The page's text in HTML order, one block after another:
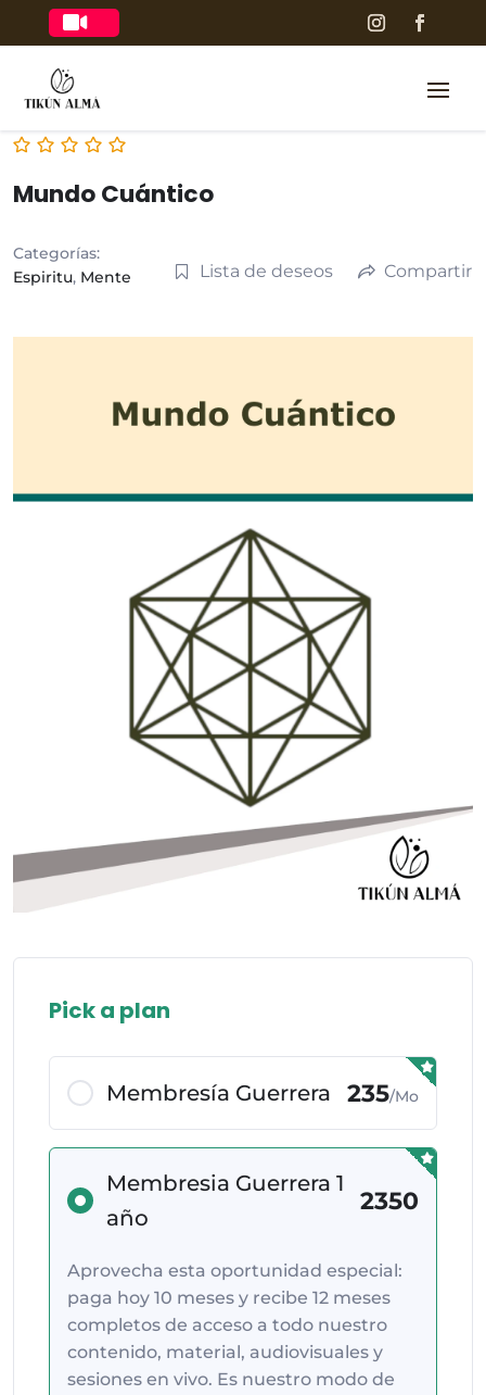

Mundo Cuántico
Categorías:
Espiritu, Mente Lista de deseos Compartir
Pick a plan
Membresía Guerrera 235/Mo
Membresia Guerrera 1
año
2350
Aprovecha esta oportunidad especial:
paga hoy 10 meses y recibe 12 meses
completos de acceso a todo nuestro
contenido, material, audiovisuales y
sesiones en vivo. Es nuestro modo de